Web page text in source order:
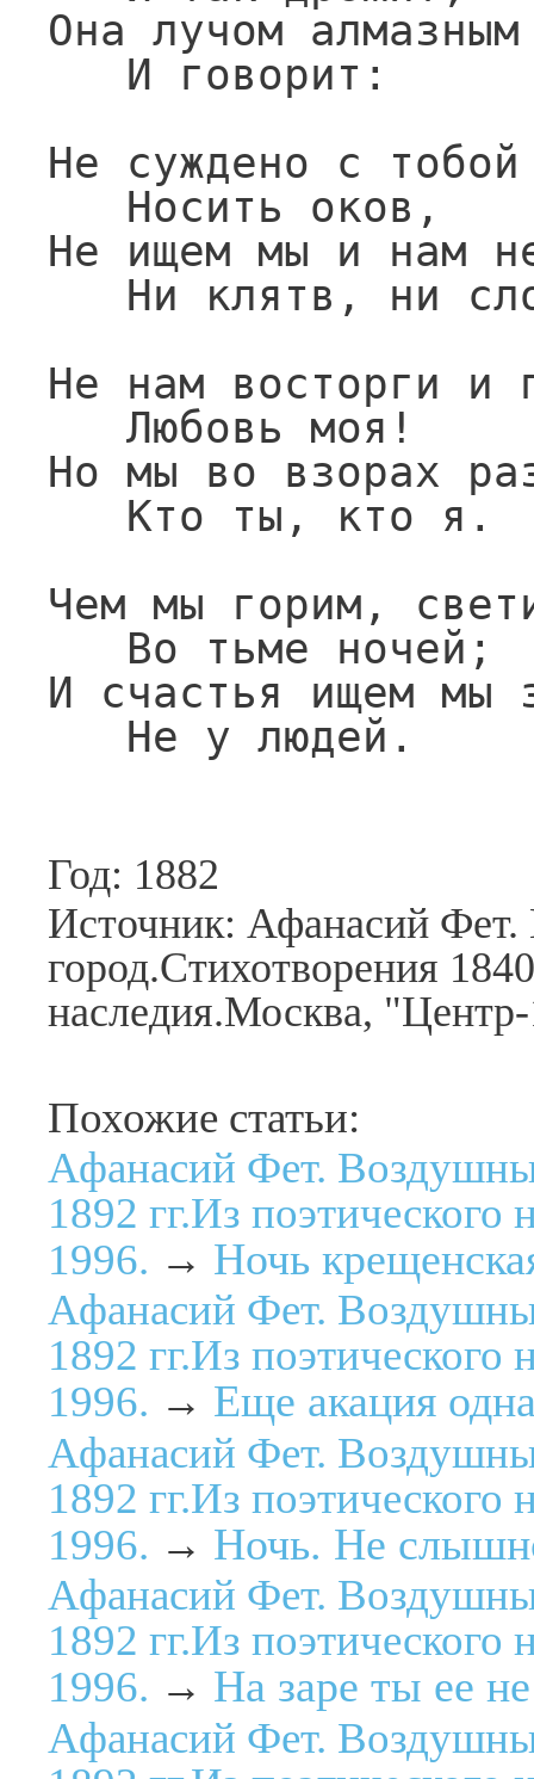
Она лучом
Не суждено с
Не ищем мы и нам
Не нам восторги и
Но мы во взорах
Чем мы горим,
И счастья ищем мы
   Не у людей.
Год: 1882
Источник: Афанасий
город.Стихотворения
наследия.Москва,
Похожие статьи:
Афанасий Фет.
1892 гг.Из
1996. → Ночь
Афанасий Фет.
1892 гг.Из
1996. → Еще акация
Афанасий Фет.
1892 гг.Из
1996. → Ночь. Не
Афанасий Фет.
1892 гг.Из
1996. → На заре ты ее
Афанасий Фет.